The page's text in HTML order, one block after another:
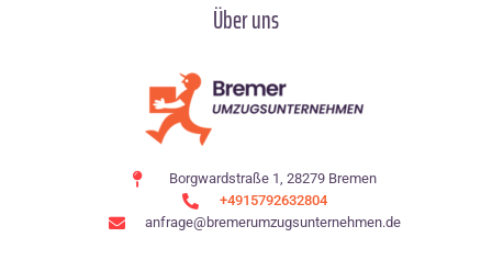
Über uns
Borgwardstraße 1, 28279 Bremen
+4915792632804
anfrage@bremerumzugsunternehmen.de